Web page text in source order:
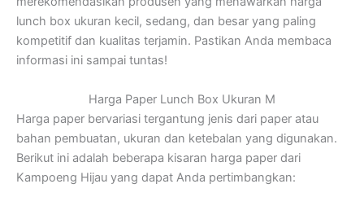
lunch box ukuran kecil, sedang, dan besar yang paling
kompetitif dan kualitas terjamin. Pastikan Anda membaca
informasi ini sampai tuntas!
Harga Paper Lunch Box Ukuran M
Harga paper bervariasi tergantung jenis dari paper atau
bahan pembuatan, ukuran dan ketebalan yang digunakan.
Berikut ini adalah beberapa kisaran harga paper dari
Kampoeng Hijau yang dapat Anda pertimbangkan: